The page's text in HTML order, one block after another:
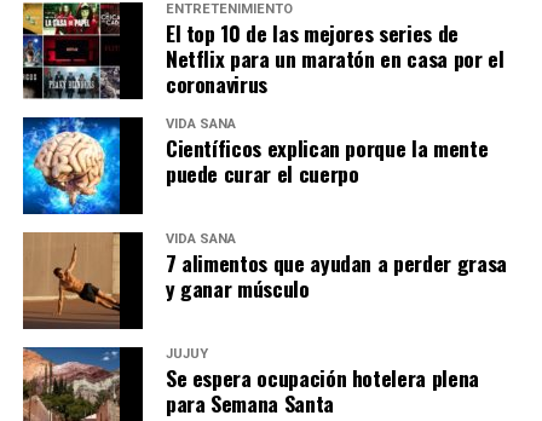
ENTRETENIMIENTO
El top 10 de las mejores series de
Netflix para un maratón en casa por el
coronavirus
VIDA SANA
Científicos explican porque la mente
puede curar el cuerpo
VIDA SANA
7 alimentos que ayudan a perder grasa
y ganar músculo
JUJUY
Se espera ocupación hotelera plena
para Semana Santa